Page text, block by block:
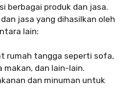
berbagai produk dan jasa.
jasa yang dihasilkan oleh
lain:
rumah tangga seperti sofa,
makan, dan lain-lain.
dan minuman untuk